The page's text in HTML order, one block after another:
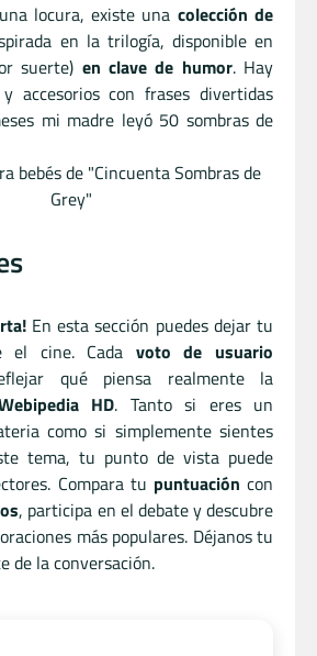
locura, existe una colección de
en la trilogía, disponible en
suerte) en clave de humor. Hay
accesorios con frases divertidas
mi madre leyó 50 sombras de
En esta sección puedes dejar tu
el cine. Cada voto de usuario
qué piensa realmente la
HD. Tanto si eres un
como si simplemente sientes
tema, tu punto de vista puede
Compara tu puntuación con
, participa en el debate y descubre
más populares. Déjanos tu
de la conversación.